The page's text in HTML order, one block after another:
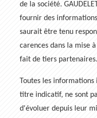
de la société.
fournir des
saurait être tenu
carences dans la mise
fait de tiers partenaires.
Toutes les
titre indicatif, ne sont
d'évoluer depuis leur